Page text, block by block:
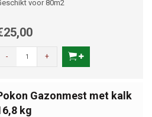
voor 80m2
- +
Gazonmest met kalk
kg